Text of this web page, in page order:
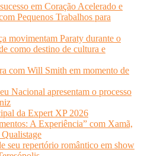
em Coração Acelerado e
Pequenos Trabalhos para
movimentam Paraty durante o
como destino de cultura e
com Will Smith em momento de
Nacional apresentam o processo
da Expert XP 2026
A Experiência” com Xamã,
seu repertório romântico em show